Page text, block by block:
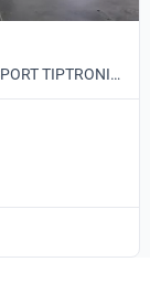
TIPTRONIC